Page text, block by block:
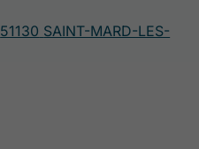
51130 SAINT-MARD-LES-